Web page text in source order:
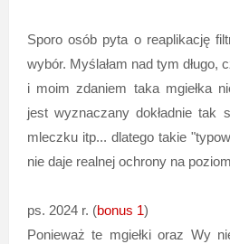
Sporo osób pyta o reaplikację
wybór. Myślałam nad tym długo,
i moim zdaniem taka mgiełka
jest wyznaczany dokładnie tak
mleczku itp... dlatego takie
nie daje realnej ochrony na
ps. 2024 r. (bonus 1)
Ponieważ te mgiełki oraz Wy